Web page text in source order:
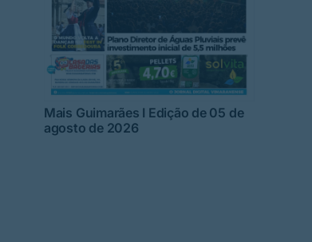
Mais Guimarães I Edição de 05 de
agosto de 2026